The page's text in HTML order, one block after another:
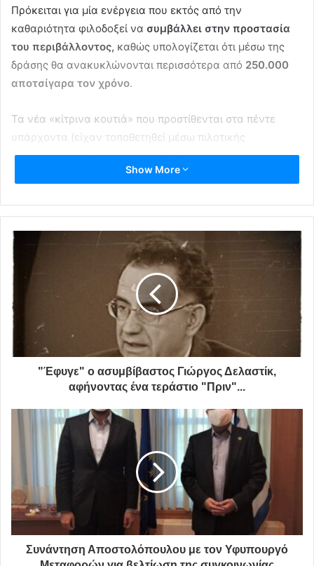
Πρόκειται για μία ενέργεια που εκτός από την
καθαριότητα φιλοδοξεί να συμβάλλει στην προστασία
του περιβάλλοντος, καθώς υπολογίζεται ότι μέσω της
δράσης θα ανακυκλώνονται περισσότερα από 250.000
αποτσίγαρα τον χρόνο.
Τα νέα «κίτρινα κουτιά» που προστίθενται στα πέντε
υπάρχοντα (είχαν τοποθετηθεί μέσω πιλοτικής
εφαρμογής στο Σύνταγμα, το Γκάζι, την Ερμού και το
Μοναστηράκι) στοχεύουννα μειώσουν τα απορρίμματα
καπνιστών σε ένα σύστημα “ψηφοφορίας”.
Τα ερωτήματα που τίθενται σε κάθε “ψηφοφορία”
περιστρέφονται γύρω από την ίδια την πόλη
αθλητισμό, τη μουσική, τη λογοτεχνία, τον
κινηματογράφο, την τηλεόραση. Μπορεί επίσης να έχουν
κοινωνικό ή περιβαλλοντικό περιεχόμενο, να εμπνέονται
από την επικαιρότητα, να είναι χιουμοριστικά.
“Ηξερες ότι τα αποτσίγαρα που πετιούνται στην πόλη
Show More
"Έφυγε" ο ασυμβίβαστος Γιώργος Δελαστίκ,
αφήνοντας ένα τεράστιο "Πριν"...
Συνάντηση Αποστολόπουλου με τον Υφυπουργό